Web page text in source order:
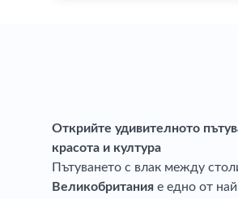
Открийте удивителното
красота и култура
Пътуването с влак между
Великобритания е едно от